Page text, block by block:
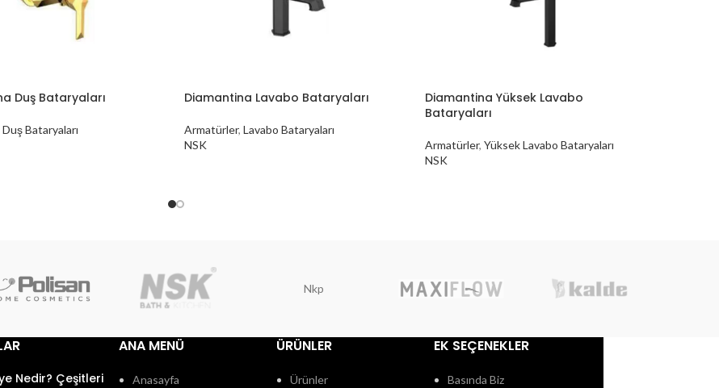
Duş Bataryaları
Duş Bataryaları
Diamantina Lavabo Bataryaları
Armatürler, Lavabo Bataryaları
NSK
Diamantina Yüksek Lavabo
Bataryaları
Armatürler, Yüksek Lavabo Bataryaları
NSK
Nkp
Nedir? Çeşitleri
ANA MENÜ
Anasayfa
ÜRÜNLER
Ürünler
EK SEÇENEKLER
Basında Biz